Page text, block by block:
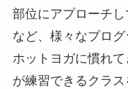
部位にアプローチ
など、様々なプログ
ホットヨガに慣れ
が練習できるクラ